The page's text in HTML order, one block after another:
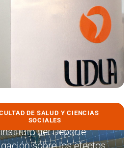
DE SALUD Y CIENCIAS
SOCIALES
del Deporte
sobre los efectos